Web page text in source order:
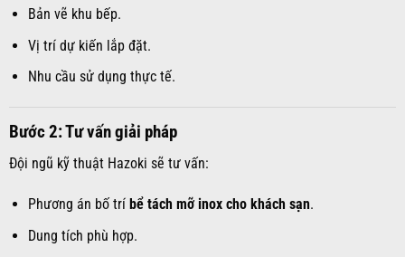
Bản vẽ khu bếp.
Vị trí dự kiến lắp đặt.
Nhu cầu sử dụng thực tế.
Bước 2: Tư vấn giải pháp
Đội ngũ kỹ thuật Hazoki sẽ tư vấn:
Phương án bố trí bể tách mỡ inox cho khách sạn.
Dung tích phù hợp.